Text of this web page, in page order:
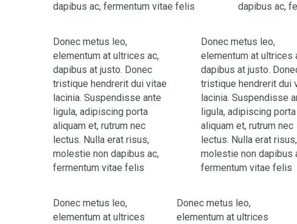
dapibus ac, fermentum vitae felis
dapibus ac,
Donec metus leo,
elementum at ultrices ac,
dapibus at justo. Donec
tristique hendrerit dui vitae
lacinia. Suspendisse ante
ligula, adipiscing porta
aliquam et, rutrum nec
lectus. Nulla erat risus,
molestie non dapibus ac,
fermentum vitae felis
Donec metus leo,
elementum at ultrices
dapibus at justo.
tristique hendrerit dui
lacinia. Suspendisse
ligula, adipiscing porta
aliquam et, rutrum nec
lectus. Nulla erat risus,
molestie non dapibus
fermentum vitae felis
Donec metus leo,
elementum at ultrices
Donec metus leo,
elementum at ultrices